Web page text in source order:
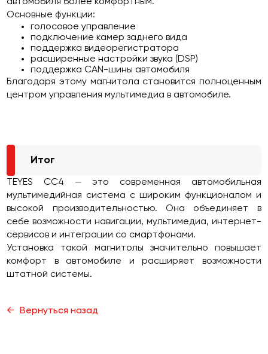
Основные функции:
голосовое управление
подключение камер заднего вида
поддержка видеорегистратора
расширенные настройки звука (DSP)
поддержка CAN-шины автомобиля
Благодаря этому магнитола становится полноценным
центром управления мультимедиа в автомобиле.
Итог
TEYES CC4 — это современная автомобильная
мультимедийная система с широким функционалом и
высокой производительностью. Она объединяет в
себе возможности навигации, мультимедиа, интернет-
сервисов и интеграции со смартфонами.
Установка такой магнитолы значительно повышает
комфорт в автомобиле и расширяет возможности
штатной системы.
Вернуться назад